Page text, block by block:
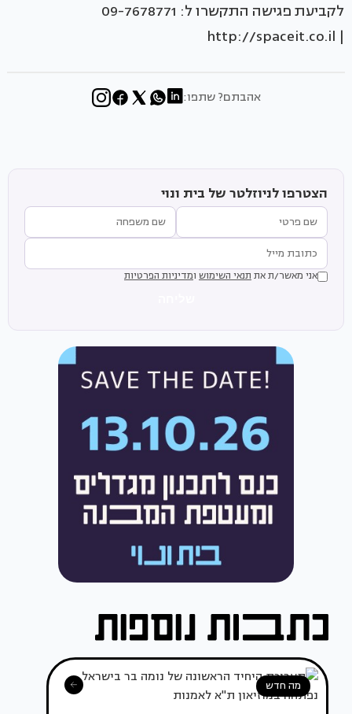
לקביעת פגישה התקשרו ל: 09-7678771
| http://spaceit.co.il
אהבתם? שתפו:
הצטרפו לניוזלטר של בית ונוי
אני מאשר/ת את תנאי השימוש ומדיניות הפרטיות
מה חדש